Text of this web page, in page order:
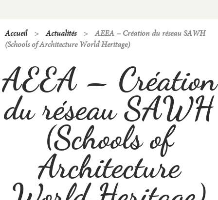
Accueil > Actualités >
AEEA – Création du réseau SAWH
(Schools of Architecture World Heritage)
AEEA – Création
du réseau SAWH
(Schools of
Architecture